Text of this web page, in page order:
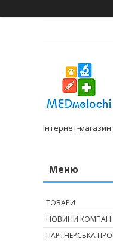
Інтернет-
ТОВАРИ
НОВИНИ
ПАРТНЕРСЬКА